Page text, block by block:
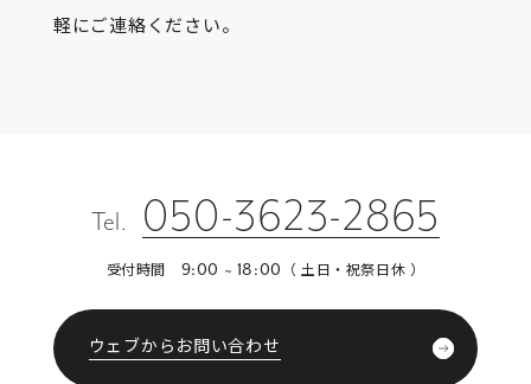
軽にご連絡ください。
Tel. 050-3623-2865
受付時間 9:00 ~ 18:00 （ 土日・祝祭日休 ）
ウェブからお問い合わせ